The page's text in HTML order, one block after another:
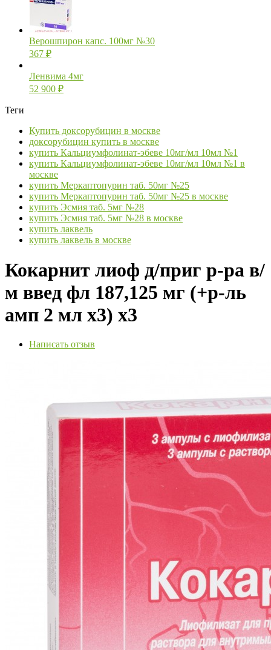
Верошпирон капс. 100мг №30
367 ₽
Ленвима 4мг
52 900 ₽
Теги
Купить доксорубицин в москве
доксорубицин купить в москве
купить Кальциумфолинат-эбеве 10мг/мл 10мл №1
купить Кальциумфолинат-эбеве 10мг/мл 10мл №1 в
москве
купить Меркаптопурин таб. 50мг №25
купить Меркаптопурин таб. 50мг №25 в москве
купить Эсмия таб. 5мг №28
купить Эсмия таб. 5мг №28 в москве
купить лаквель
купить лаквель в москве
Кокарнит лиоф д/приг р-ра в/
м введ фл 187,125 мг (+р-ль
амп 2 мл х3) х3
Написать отзыв